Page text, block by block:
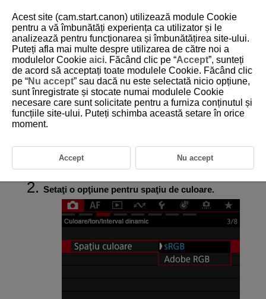
D292-067
Spaţiu culoare
Adobe RGB
Gama de culori care pot fi reproduse se numeşte „spaţiu de culoare“.
Selectaţi [ :Spaţiu culoare] (
).
Setaţi o opţiune pentru spaţiu de culoare.
Acest site (cam.start.canon) utilizează module Cookie
pentru a vă îmbunătăți experiența ca utilizator și le
analizează pentru funcționarea și îmbunătățirea site-ului.
Puteți afla mai multe despre utilizarea de către noi a
modulelor Cookie aici. Făcând clic pe “Accept”, sunteți
de acord să acceptați toate modulele Cookie. Făcând clic
pe “Nu accept” sau dacă nu este selectată nicio opțiune,
sunt înregistrate și stocate numai modulele Cookie
necesare care sunt solicitate pentru a furniza conținutul și
funcțiile site-ului. Puteți schimba această setare în orice
moment.
Accept Nu accept